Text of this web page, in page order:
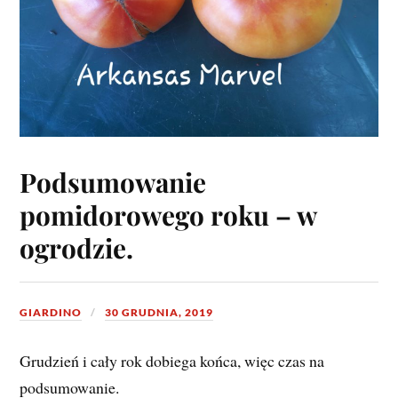
Podsumowanie
pomidorowego roku – w
ogrodzie.
GIARDINO 30 GRUDNIA, 2019
Grudzień i cały rok dobiega końca, więc czas na
podsumowanie.